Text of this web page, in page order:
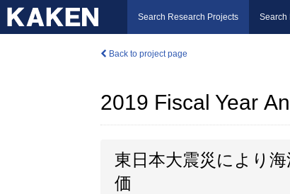
Search Research Projects Search
Back to project page
2019 Fiscal Year
東日本大震災により
価